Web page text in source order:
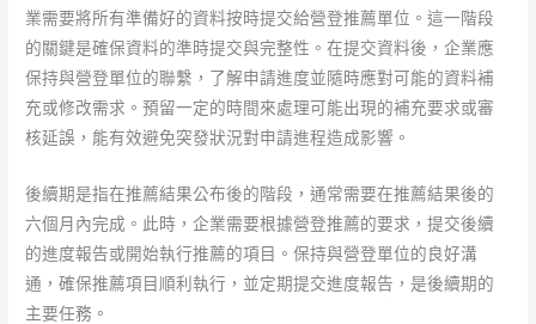
業需要將所有準備好的資料按時提交給營登推薦單位。這一階段
的關鍵是確保資料的準時提交與完整性。在提交資料後，企業應
保持與營登單位的聯繫，了解申請進度並隨時應對可能的資料補
充或修改需求。預留一定的時間來處理可能出現的補充要求或審
核延誤，能有效避免突發狀況對申請進程造成影響。
後續期是指在推薦結果公布後的階段，通常需要在推薦結果後的
六個月內完成。此時，企業需要根據營登推薦的要求，提交後續
的進度報告或開始執行推薦的項目。保持與營登單位的良好溝
通，確保推薦項目順利執行，並定期提交進度報告，是後續期的
主要任務。